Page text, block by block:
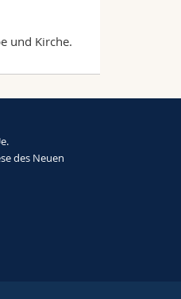
und Kirche.
des Neuen